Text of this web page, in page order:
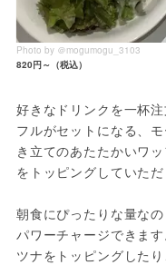
Photo by ＠mogumogu_3103
820円～（税込）
好きなドリンクを一杯
フルがセットになる、
き立てのあたたかいワ
をトッピングしていただ
朝食にぴったりな量な
パワーチャージできま
ツナをトッピングした